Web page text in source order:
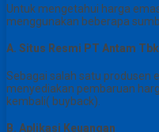
Untuk mengetahui harga
menggunakan beberapa
A. Situs Resmi PT Antam Tbk
Sebagai salah satu produsen
menyediakan pembaruan
kembali( buyback).
B. Aplikasi Keuangan